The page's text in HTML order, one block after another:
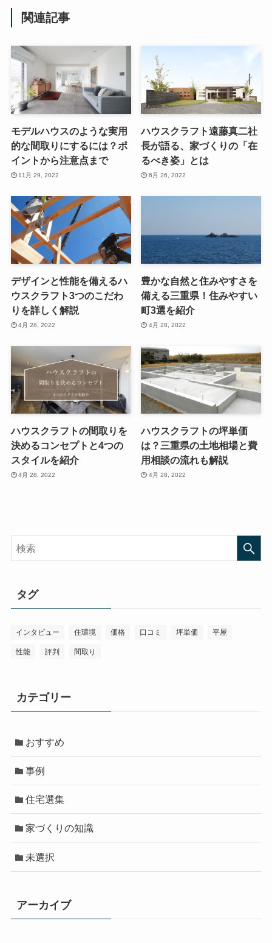
関連記事
モデルハウスのような実用
的な間取りにするには？ポ
イントから注意点まで
11月 29, 2022
ハウスクラフト遠藤真二社
長が語る、家づくりの「在
るべき姿」とは
6月 26, 2022
デザインと性能を備えるハ
ウスクラフト3つのこだわ
りを詳しく解説
4月 28, 2022
豊かな自然と住みやすさを
備える三重県！住みやすい
町3選を紹介
4月 28, 2022
ハウスクラフトの間取りを
決めるコンセプトと4つの
スタイルを紹介
4月 28, 2022
ハウスクラフトの坪単価
は？三重県の土地相場と費
用相談の流れも解説
4月 28, 2022
タグ
インタビュー 住環境 価格 口コミ 坪単価 平屋
性能 評判 間取り
カテゴリー
おすすめ
事例
住宅選集
家づくりの知識
未選択
アーカイブ